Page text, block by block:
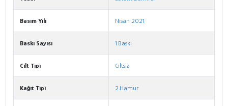
Basım Yılı Nisan 2021
Baskı Sayısı 1.Baskı
Cilt Tipi Ciltsiz
Kağıt Tipi 2.Hamur